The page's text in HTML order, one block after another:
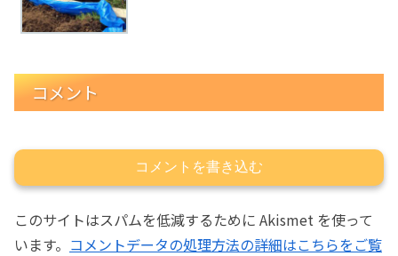
コメント
コメントを書き込む
このサイトはスパムを低減するために Akismet を使って
います。 コメントデータの処理方法の詳細はこちらをご覧